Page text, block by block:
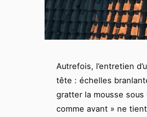
Autrefois, l’entretien
tête : échelles
gratter la mousse sous
comme avant » ne